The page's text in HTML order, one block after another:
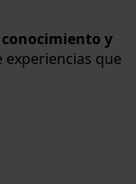
y
experiencias que